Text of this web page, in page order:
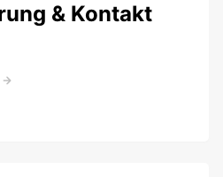
& Kontakt